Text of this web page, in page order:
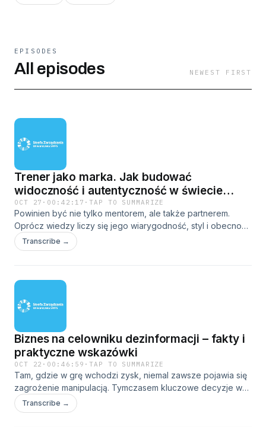
EPISODES
All episodes NEWEST FIRST
Trener jako marka. Jak budować
widoczność i autentyczność w świecie
szkoleń
OCT 27 · 00:42:17 ·TAP TO SUMMARIZE
Powinien być nie tylko mentorem, ale także partnerem.
Oprócz wiedzy liczy się jego wiarygodność, styl i obecność
w przestrzeni publicznej. Budowanie marki trenera biznesu
to znacznie więcej niż tytuły i certyfikaty. 🎯 Dlaczego trener
kanały i działania marketingowe wciąż działają, a jakie się
zestarzały? 👁️ Chcesz wiedzieć więcej? Odwiedź Strefę
Zarządzania Uniwersytetu SWPS. Od listopada 2025 treści
związane z zarządzaniem, przywództwem i rozwojem
organizacji znajdziesz na kanale Strefa Wiedzy
Uniwersytetu SWPS. Więcej o projekcie:
https://strefawiedzy.swps.pl/
Transcribe →
Biznes na celowniku dezinformacji – fakty i
praktyczne wskazówki
OCT 22 · 00:46:59 ·TAP TO SUMMARIZE
Tam, gdzie w grę wchodzi zysk, niemal zawsze pojawia się
zagrożenie manipulacją. Tymczasem kluczowe decyzje w
biznesie zależą od szybkiego dostępu do informacji. Nawet
niewielkie przekłamanie w tym zakresie może wywołać
Transcribe →